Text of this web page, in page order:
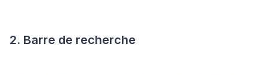
2. Barre de recherche